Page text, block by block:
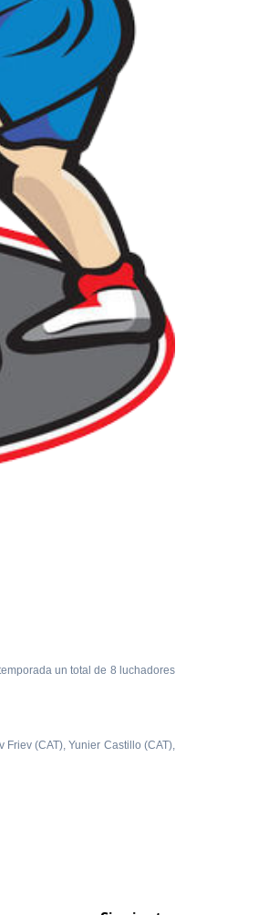
un total de 8 luchadores
(CAT), Yunier Castillo (CAT),